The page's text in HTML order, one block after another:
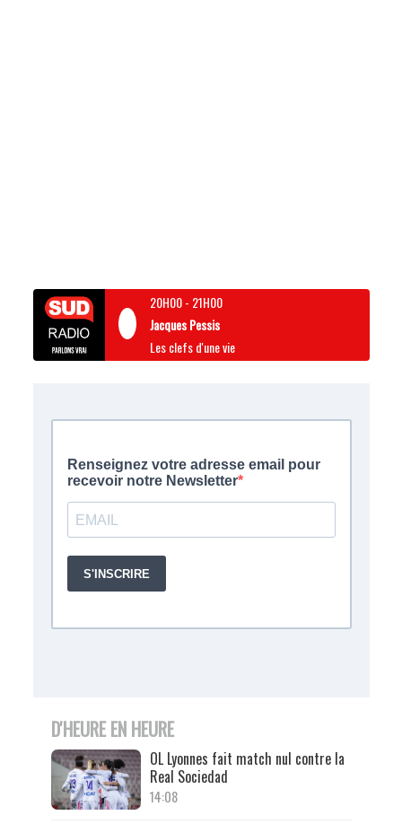
20H00- 21H00
Jacques Pessis
Les clefs d'une vie
D'HEURE EN HEURE
OL Lyonnes fait match nul contre la
Real Sociedad
14:08